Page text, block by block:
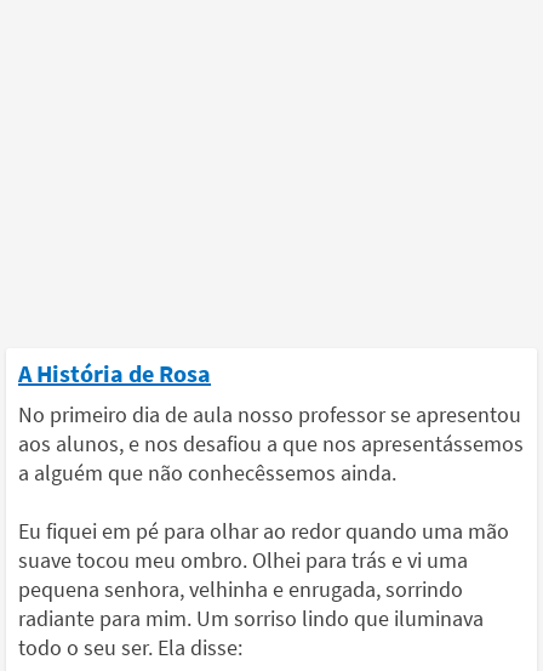
A História de Rosa
No primeiro dia de aula nosso professor se apresentou
aos alunos, e nos desafiou a que nos apresentássemos
a alguém que não conhecêssemos ainda.
Eu fiquei em pé para olhar ao redor quando uma mão
suave tocou meu ombro. Olhei para trás e vi uma
pequena senhora, velhinha e enrugada, sorrindo
radiante para mim. Um sorriso lindo que iluminava
todo o seu ser. Ela disse: